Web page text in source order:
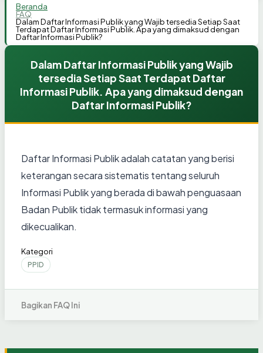
Beranda
FAQ
Dalam Daftar Informasi Publik yang Wajib tersedia Setiap Saat
Terdapat Daftar Informasi Publik. Apa yang dimaksud dengan
Daftar Informasi Publik?
Dalam Daftar Informasi Publik yang Wajib
tersedia Setiap Saat Terdapat Daftar
Informasi Publik. Apa yang dimaksud dengan
Daftar Informasi Publik?
Daftar Informasi Publik adalah catatan yang berisi
keterangan secara sistematis tentang seluruh
Informasi Publik yang berada di bawah penguasaan
Badan Publik tidak termasuk informasi yang
dikecualikan.
Kategori
PPID
Bagikan FAQ Ini